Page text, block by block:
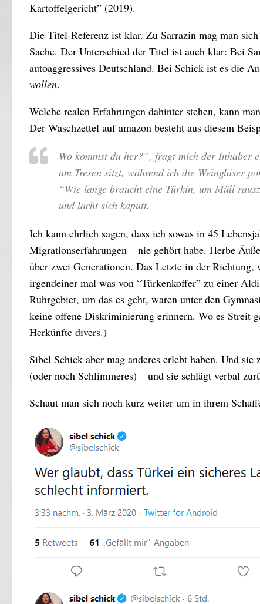
Kartoffelgericht” (2019).
Die Titel-Referenz ist klar. Zu Sarrazin mag man
Sache. Der Unterschied der Titel ist auch klar: Bei
autoaggressives Deutschland. Bei Schick ist es die
wollen.
Welche realen Erfahrungen dahinter stehen, kann
Der Waschzettel auf amazon besteht aus diesem
Wo kommst du her?”, fragt mich der Inhaber
am Tresen sitzt, während ich die Weingläser
“Wie lange braucht eine Türkin, um Müll
und lacht sich kaputt.
Ich kann ehrlich sagen, dass ich sowas in 45
Migrationserfahrungen – nie gehört habe. Herbe
über zwei Generationen. Das Letzte in der
irgendeiner mal was von “Türkenkoffer” zu einer
Ruhrgebiet, um das es geht, waren unter den
keine offene Diskriminierung erinnern. Wo es Streit
Herkünfte divers.)
Sibel Schick aber mag anderes erlebt haben. Und
(oder noch Schlimmeres) – und sie schlägt verbal
Schaut man sich noch kurz weiter um in ihrem